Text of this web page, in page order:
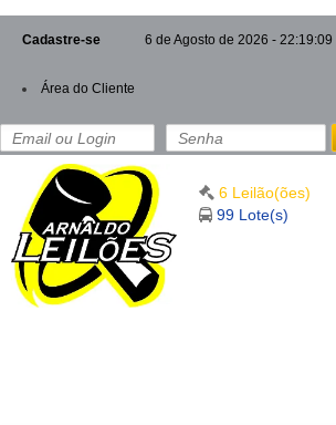
Cadastre-se 6 de Agosto de 2026 - 22:19:09
Área do Cliente
6 Leilão(ões)
99 Lote(s)